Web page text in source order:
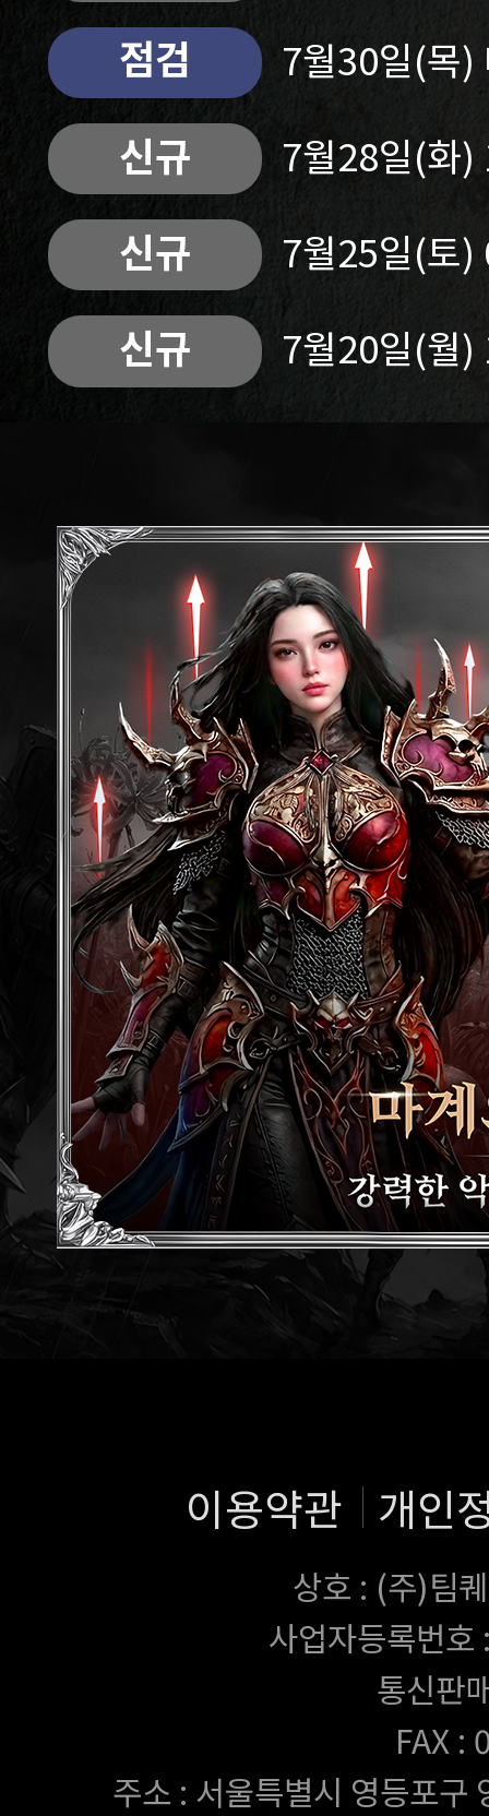
점검 7월30일(목)
신규 7월28일(화
신규 7월25일(토
신규 7월20일(월
이용약관 개인
상호 : (주)팀
사업자등록번
통신판
FAX
주소 : 서울특별시 영등포